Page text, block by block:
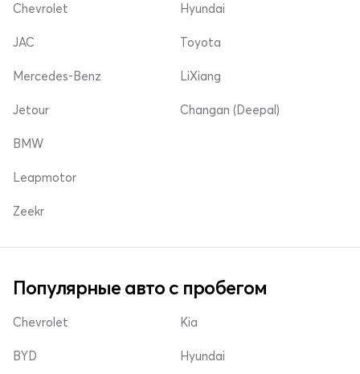
Chevrolet Hyundai
JAC
Mercedes-Benz
Jetour
Toyota
LiXiang
Changan (Deepal)
BMW
Leapmotor
Zeekr
Популярные авто с пробегом
Chevrolet
BYD
Kia
Hyundai